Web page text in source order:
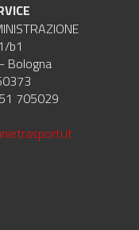
b1
Bologna
705029